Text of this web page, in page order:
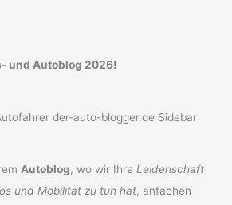
und Autoblog 2026!
Autoblog, wo wir Ihre Leidenschaft
und Mobilität zu tun hat, anfachen